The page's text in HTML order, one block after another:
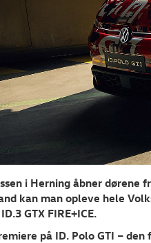
i Herning åbner
kan man opleve hele
GTX FIRE+ICE.
på ID. Polo GTI –